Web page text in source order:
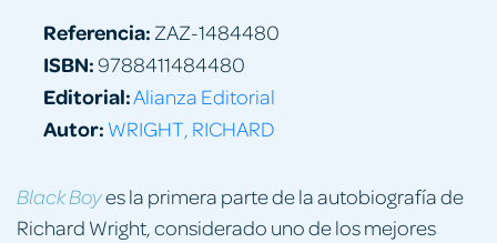
Black Boyes la primera parte de la autobiografía de
Richard Wright, considerado uno de los mejores
Referencia: ZAZ-1484480
ISBN:9788411484480
Editorial:Alianza Editorial
Autor: WRIGHT, RICHARD